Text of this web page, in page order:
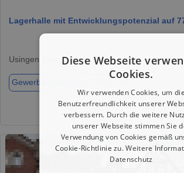
Lagerhalle mit Entwicklungspotenzial auf
Usingen-Eschbach, 61250
Gewerbeobjekt
★
Diese Webseite
Cookies.
Wir verwenden Cookies, um die
Benutzerfreundlichkeit unserer
verbessern. Durch die weitere
unserer Webseite stimmen Sie
Verwendung von Cookies gemäß
Cookie-Richtlinie zu.Weitere
Datenschutz